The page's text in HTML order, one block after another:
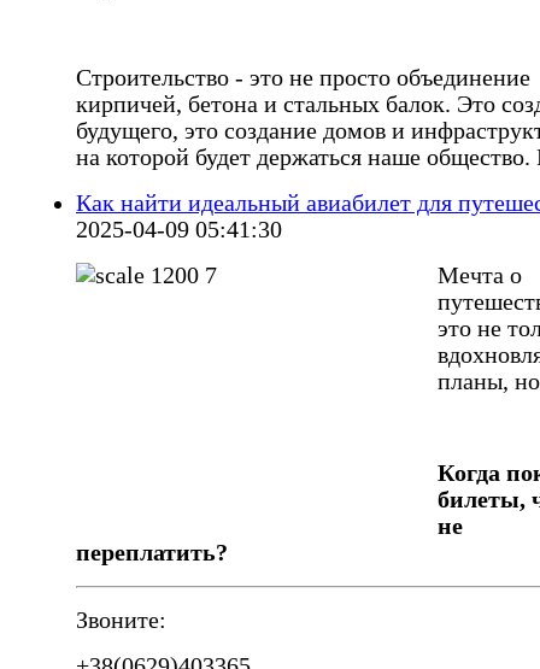
Строительство - это не просто объединение
кирпичей, бетона и стальных балок. Это
будущего, это создание домов и
на которой будет держаться наше общество.
Как найти идеальный авиабилет для
2025-04-09 05:41:30
Мечта о
это не
планы,
Когда
билеты,
не
переплатить?
Звоните: